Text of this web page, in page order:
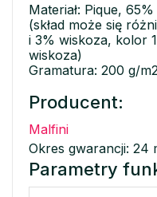
Materiał: Pique,
(skład może się
i 3% wiskoza, kolor
wiskoza)
Gramatura: 200 g/m2
Producent:
Malfini
Okres gwarancji: 24
Parametry